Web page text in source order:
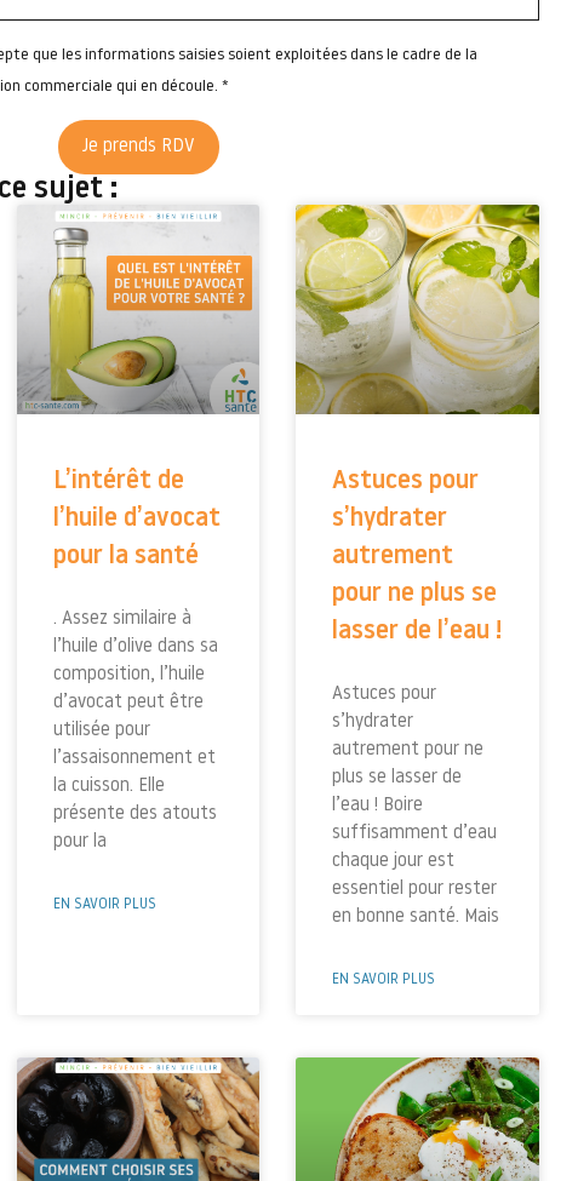
que les informations saisies soient exploitées dans le cadre de la
commerciale qui en découle. *
Je prends RDV
sujet :
L’intérêt de
l’huile d’avocat
pour la santé
. Assez similaire à
l’huile d’olive dans sa
composition, l’huile
d’avocat peut être
utilisée pour
l’assaisonnement et
la cuisson. Elle
présente des atouts
pour la
EN SAVOIR PLUS
Astuces pour
s’hydrater
autrement
pour ne plus se
lasser de l’eau !
Astuces pour
s’hydrater
autrement pour ne
plus se lasser de
l’eau ! Boire
suffisamment d’eau
chaque jour est
essentiel pour rester
en bonne santé. Mais
EN SAVOIR PLUS